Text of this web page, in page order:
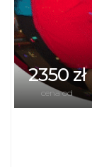
2350 zł
cena od